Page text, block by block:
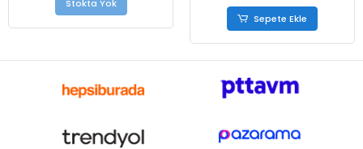
Stokta Yok
Sepete Ekle